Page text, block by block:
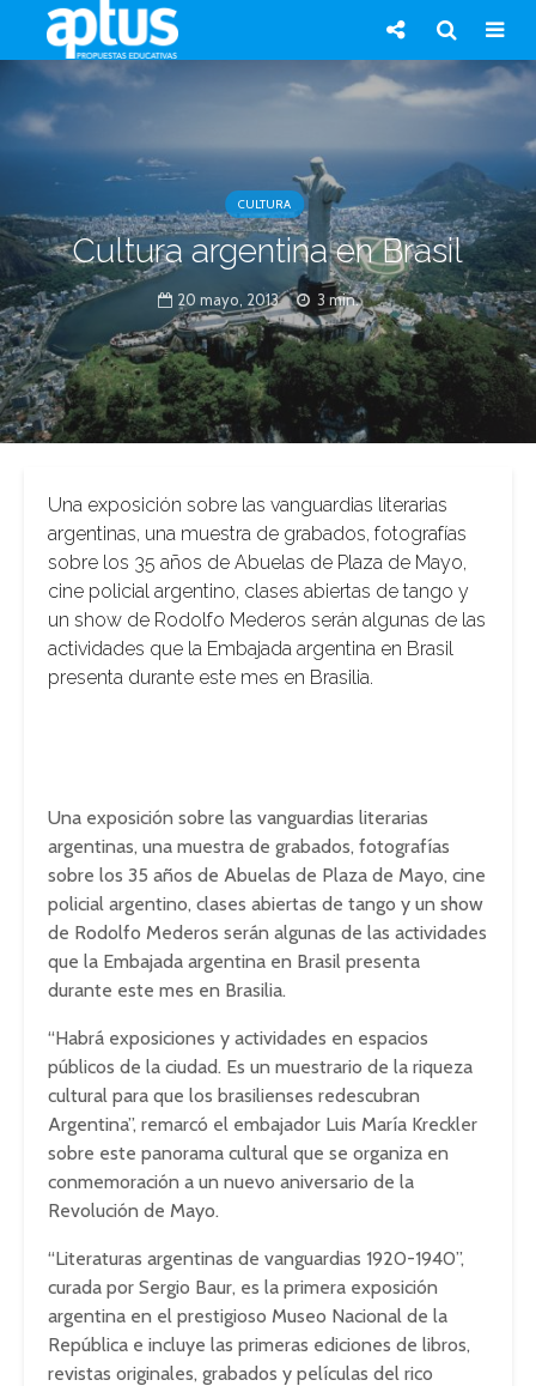
CULTURA
Cultura argentina en Brasil
20 mayo, 2013 3 min.
Una exposición sobre las vanguardias literarias
argentinas, una muestra de grabados, fotografías
sobre los 35 años de Abuelas de Plaza de Mayo,
cine policial argentino, clases abiertas de tango y
un show de Rodolfo Mederos serán algunas de las
actividades que la Embajada argentina en Brasil
presenta durante este mes en Brasilia.
Una exposición sobre las vanguardias literarias
argentinas, una muestra de grabados, fotografías
sobre los 35 años de Abuelas de Plaza de Mayo, cine
policial argentino, clases abiertas de tango y un show
de Rodolfo Mederos serán algunas de las actividades
que la Embajada argentina en Brasil presenta
durante este mes en Brasilia.
“Habrá exposiciones y actividades en espacios
públicos de la ciudad. Es un muestrario de la riqueza
cultural para que los brasilienses redescubran
Argentina”, remarcó el embajador Luis María Kreckler
sobre este panorama cultural que se organiza en
conmemoración a un nuevo aniversario de la
Revolución de Mayo.
“Literaturas argentinas de vanguardias 1920-1940”,
curada por Sergio Baur, es la primera exposición
argentina en el prestigioso Museo Nacional de la
República e incluye las primeras ediciones de libros,
revistas originales, grabados y películas del rico